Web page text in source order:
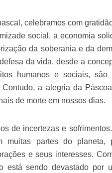
celebramos com
social, a economia
da soberania e da
da vida, desde a
humanos e sociais, são
Contudo, a alegria da
de morte em nossos dias.
de incertezas e
muitas partes do planeta,
e seus interesses.
está sendo devastado por